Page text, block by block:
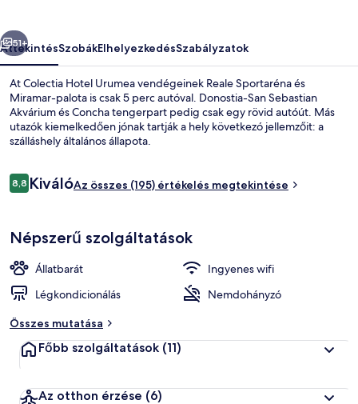
Következő
51+
ÁttekintésSzobákElhelyezkedésSzabályzatok
At Colectia Hotel Urumea vendégeinek Reale Sportaréna és
Miramar-palota is csak 5 perc autóval. Donostia-San Sebastian
Akvárium és Concha tengerpart pedig csak egy rövid autóút. Más
utazók kiemelkedően jónak tartják a hely következó jellemzőit: a
szálláshely általános állapota.
Értékelések
8,88,8 ennyiből: 10
KiválóAz összes (195) értékelés megtekintése
Népszerű szolgáltatások
Állatbarát
Ingyenes wifi
Légkondicionálás
Nemdohányzó
Összes mutatása
Főbb szolgáltatások (11)
Az otthon érzése (6)